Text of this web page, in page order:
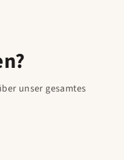
unser gesamtes